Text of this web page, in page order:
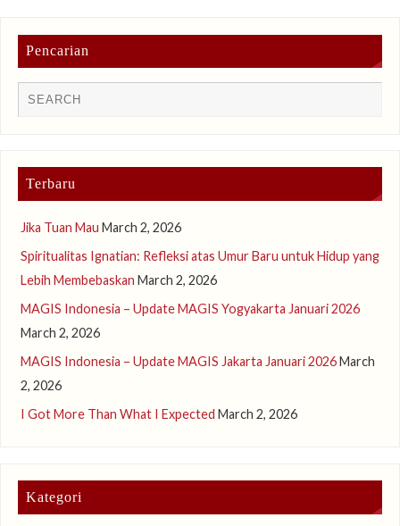
Pencarian
Terbaru
Jika Tuan Mau March 2, 2026
Spiritualitas Ignatian: Refleksi atas Umur Baru untuk Hidup yang
Lebih Membebaskan March 2, 2026
MAGIS Indonesia – Update MAGIS Yogyakarta Januari 2026
March 2, 2026
MAGIS Indonesia – Update MAGIS Jakarta Januari 2026March
2, 2026
I Got More Than What I Expected March 2, 2026
Kategori